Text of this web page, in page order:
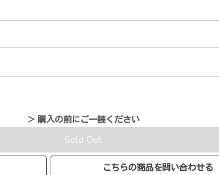
＞ 購入の前にご一読ください
Sold Out
こちらの商品を問い合わせる